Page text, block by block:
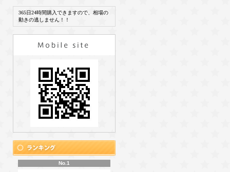
365日24時間購入できますので、相場の
動きの逃しません！！
No.1